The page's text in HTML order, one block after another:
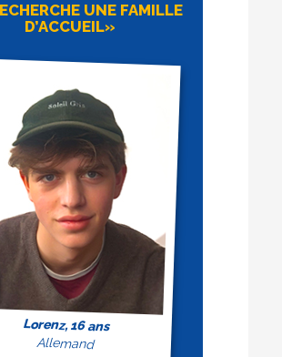
UNE FAMILLE
D’ACCUEIL»
Lorenz, 16 ans
Allemand